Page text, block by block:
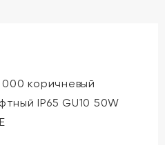
000 коричневый
IP65 GU10 50W